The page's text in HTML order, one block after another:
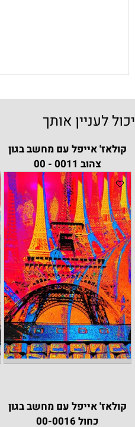
יכול לעניין אותך
קולאז' אייפל עם מחשב בגון
צהוב 0011 - 00
קולאז' אייפל עם מחשב בגון
כחול 00-0016